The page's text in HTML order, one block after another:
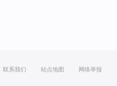
联系我们 站点地图 网络举报